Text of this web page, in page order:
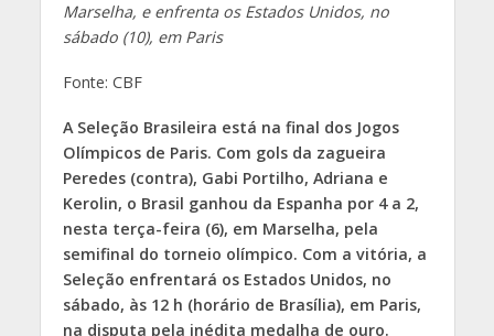
Marselha, e enfrenta os Estados Unidos, no
sábado (10), em Paris
Fonte: CBF
A Seleção Brasileira está na final dos Jogos
Olímpicos de Paris. Com gols da zagueira
Peredes (contra), Gabi Portilho, Adriana e
Kerolin, o Brasil ganhou da Espanha por 4 a 2,
nesta terça-feira (6), em Marselha, pela
semifinal do torneio olímpico. Com a vitória, a
Seleção enfrentará os Estados Unidos, no
sábado, às 12 h (horário de Brasília), em Paris,
na disputa pela inédita medalha de ouro.